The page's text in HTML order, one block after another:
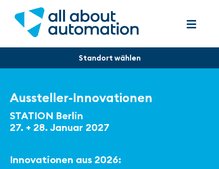
Aussteller-Innovationen
STATION Berlin
27. + 28. Januar 2027
Innovationen aus 2026: